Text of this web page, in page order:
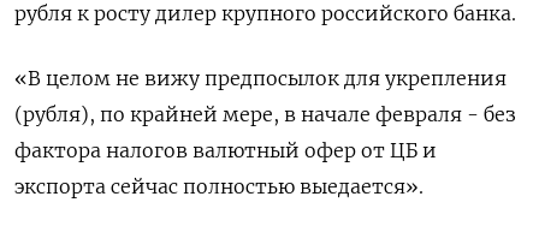
рубля к росту дилер крупного российского банка.
«В целом не вижу предпосылок для укрепления
(рубля), по крайней мере, в начале февраля - без
фактора налогов валютный офер от ЦБ и
экспорта сейчас полностью выедается».